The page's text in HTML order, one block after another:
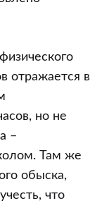
отражается в
но не
–
Там же
обыска,
что